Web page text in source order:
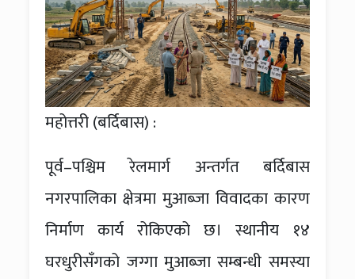
महोत्तरी (बर्दिबास) :
पूर्व–पश्चिम रेलमार्ग अन्तर्गत बर्दिबास
नगरपालिका क्षेत्रमा मुआब्जा विवादका कारण
निर्माण कार्य रोकिएको छ। स्थानीय १४
घरधुरीसँगको जग्गा मुआब्जा सम्बन्धी समस्या